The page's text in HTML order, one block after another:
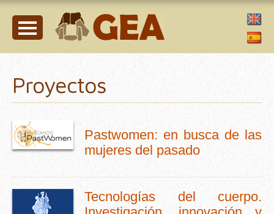
Proyectos
Pastwomen: en busca de las
mujeres del pasado
Tecnologías del cuerpo.